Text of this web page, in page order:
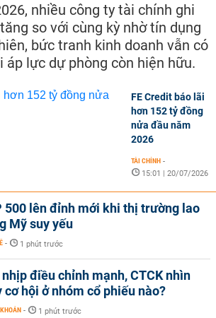
nhiều công ty tài chính ghi
so với cùng kỳ nhờ tín dụng
bức tranh kinh doanh vẫn có
áp lực dự phòng còn hiện hữu.
FE Credit báo lãi
hơn 152 tỷ đồng
nửa đầu năm
2026
TÀI CHÍNH -
15:01 | 20/07/2026
500 lên đỉnh mới khi thị trường lao
Mỹ suy yếu
- 1 phút trước
nhịp điều chỉnh mạnh, CTCK nhìn
cơ hội ở nhóm cổ phiếu nào?
- 1 phút trước